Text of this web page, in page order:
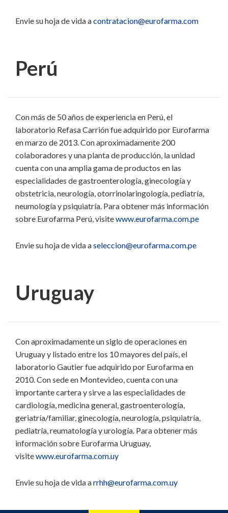
Envie su hoja de vida acontratacion@eurofarma.com
Perú
Con más de 50 años de experiencia en Perú, el
laboratorio Refasa Carrión fue adquirido por Eurofarma
en marzo de 2013. Con aproximadamente 200
colaboradores y una planta de producción, la unidad
cuenta con una amplia gama de productos en las
especialidades de gastroenterología, ginecología y
obstetricia, neurología, otorrinolaringología, pediatría,
neumología y psiquiatría. Para obtener más información
sobre Eurofarma Perú, visitewww.eurofarma.com.pe
Envie su hoja de vida aseleccion@eurofarma.com.pe
Uruguay
Con aproximadamente un siglo de operaciones en
Uruguay y listado entre los 10 mayores del país, el
laboratorio Gautier fue adquirido por Eurofarma en
2010. Con sede en Montevideo, cuenta con una
importante cartera y sirve a las especialidades de
cardiología, medicina general, gastroenterología,
geriatría/familiar, ginecología, neurología, psiquiatría,
pediatría, reumatología y urología. Para obtener más
información sobre Eurofarma Uruguay,
visitewww.eurofarma.com.uy
Envie su hoja de vida arrhh@eurofarma.com.uy